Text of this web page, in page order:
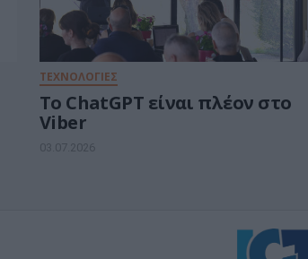
ΤΕΧΝΟΛΟΓΙΕΣ
Το ChatGPT είναι πλέον στο
Viber
03.07.2026